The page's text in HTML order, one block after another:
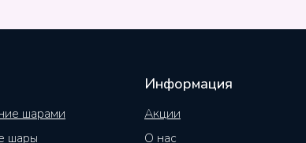
шарами
шары
Информация
Акции
О нас